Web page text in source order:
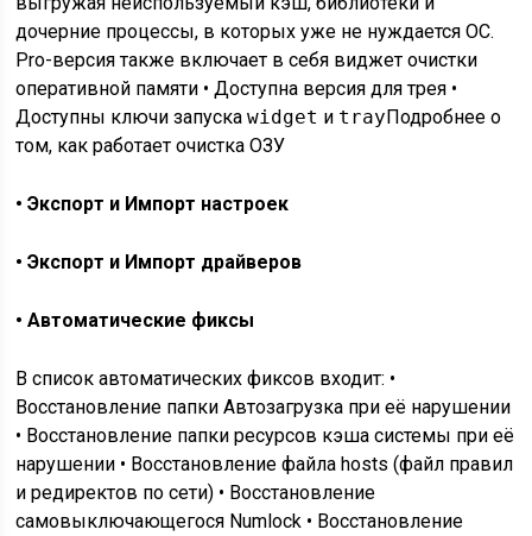
дочерние процессы, в которых уже не нуждается ОС.
Pro-версия также включает в себя виджет очистки
оперативной памяти • Доступна версия для трея •
Доступны ключи запускаwidget и trayПодробнее о
том, как работает очистка ОЗУ
• Экспорт и Импорт настроек
• Экспорт и Импорт драйверов
• Автоматические фиксы
В список автоматических фиксов входит: •
Восстановление папки Автозагрузка при её нарушении
• Восстановление папки ресурсов кэша системы при её
нарушении • Восстановление файла hosts (файл правил
и редиректов по сети) • Восстановление
самовыключающегося Numlock • Восстановление